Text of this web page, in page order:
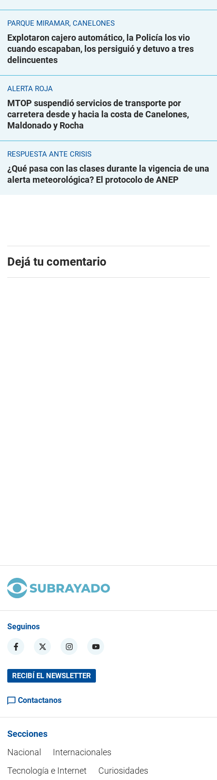
PARQUE MIRAMAR, CANELONES
Explotaron cajero automático, la Policía los vio
cuando escapaban, los persiguió y detuvo a tres
delincuentes
ALERTA ROJA
MTOP suspendió servicios de transporte por
carretera desde y hacia la costa de Canelones,
Maldonado y Rocha
RESPUESTA ANTE CRISIS
¿Qué pasa con las clases durante la vigencia de una
alerta meteorológica? El protocolo de ANEP
Dejá tu comentario
Seguinos
RECIBÍ EL NEWSLETTER
Contactanos
Secciones
Nacional
Internacionales
Tecnología e Internet
Curiosidades